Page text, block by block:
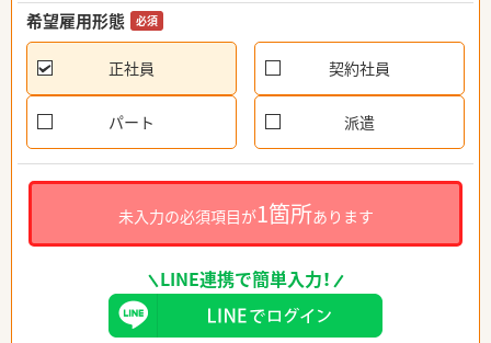
希望雇用形態 必須
正社員 契約社員
パート 派遣
未入力の必須項目が1箇所あります
LINE連携で簡単入力！